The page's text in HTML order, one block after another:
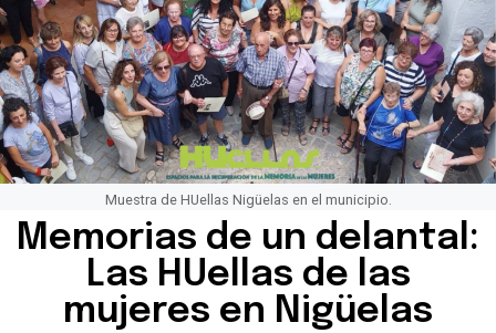
Muestra de HUellas Nigüelas en el municipio.
Memorias de un delantal:
Las HUellas de las
mujeres en Nigüelas